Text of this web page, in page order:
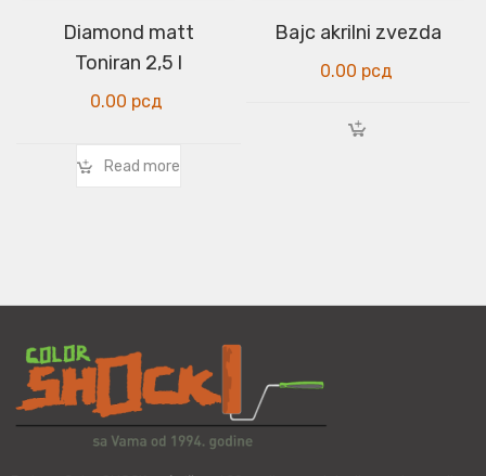
Diamond matt
Toniran 2,5 l
0.00 рсд
Read more
Bajc akrilni zvezda
0.00 рсд